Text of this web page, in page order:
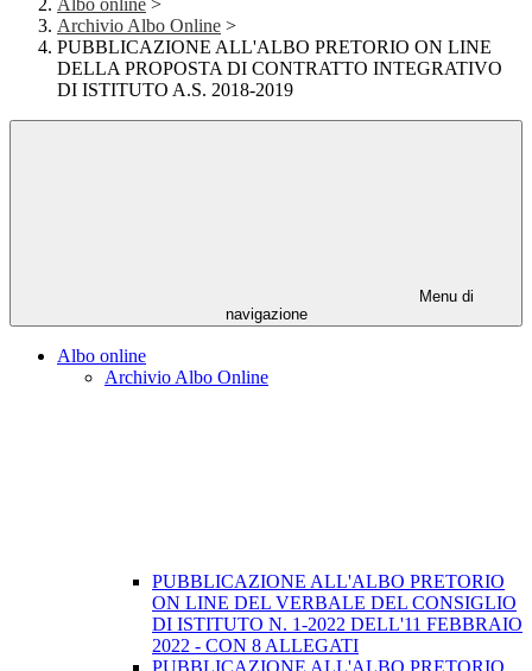
Albo online >
Archivio Albo Online >
PUBBLICAZIONE ALL'ALBO PRETORIO ON LINE
DELLA PROPOSTA DI CONTRATTO INTEGRATIVO
DI ISTITUTO A.S. 2018-2019
Menu di
navigazione
Albo online
Archivio Albo Online
PUBBLICAZIONE ALL'ALBO PRETORIO
ON LINE DEL VERBALE DEL CONSIGLIO
DI ISTITUTO N. 1-2022 DELL'11 FEBBRAIO
2022 - CON 8 ALLEGATI